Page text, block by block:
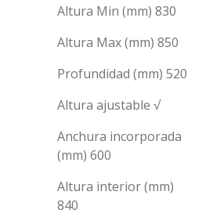
Altura Min (mm) 830
Altura Max (mm) 850
Profundidad (mm) 520
Altura ajustable √
Anchura incorporada
(mm) 600
Altura interior (mm)
840